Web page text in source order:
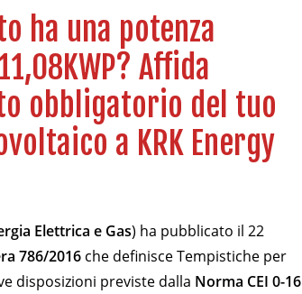
ha una potenza
Affida
obbligatorio del tuo
a KRK Energy
Elettrica e Gas) ha pubblicato il 22
786/2016che definisce Tempistiche per
disposizioni previste dalla Norma CEI 0-16